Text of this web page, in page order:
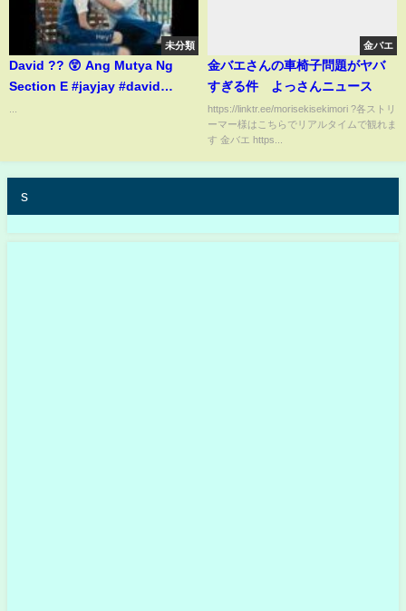
未分類
David ?? 😲 Ang Mutya Ng
Section E #jayjay #david
金バエ
金バエさんの車椅子問題がヤバ
すぎる件 よっさんニュース
https://linktr.ee/morisekisekimori ?各ストリ
ーマー様はこちらでリアルタイムで観れま
す 金バエ https...
s